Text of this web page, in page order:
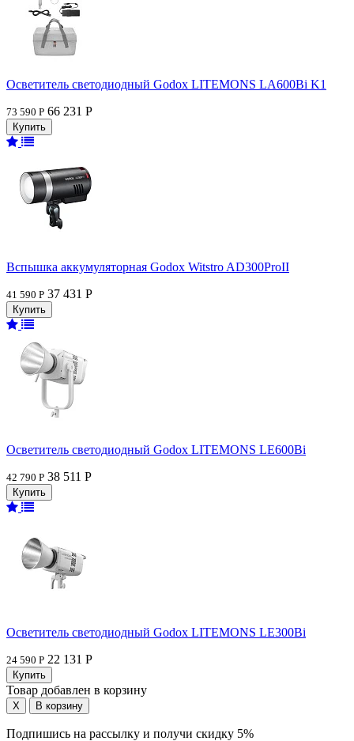
Осветитель светодиодный Godox LITEMONS LA600Bi K1
73 590 Р 66 231 Р
Вспышка аккумуляторная Godox Witstro AD300ProII
41 590 Р 37 431 Р
Осветитель светодиодный Godox LITEMONS LE600Bi
42 790 Р 38 511 Р
Осветитель светодиодный Godox LITEMONS LE300Bi
24 590 Р 22 131 Р
Товар добавлен в корзину
Подпишись на рассылку и получи скидку 5%